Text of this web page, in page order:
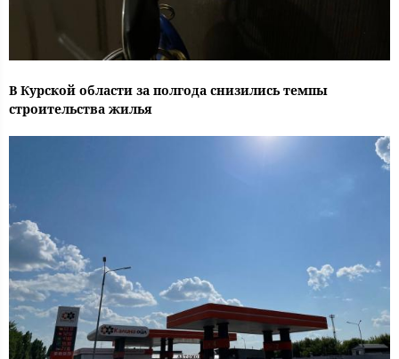
В Курской области за полгода снизились темпы
строительства жилья